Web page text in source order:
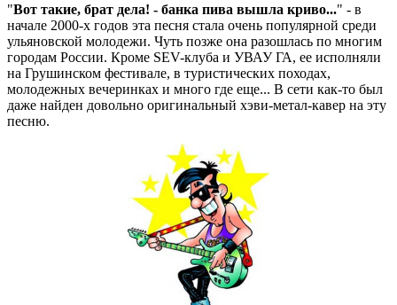
"Вот такие, брат дела! - банка пива вышла криво..." - в
начале 2000-х годов эта песня стала очень популярной среди
ульяновской молодежи. Чуть позже она разошлась по многим
городам России. Кроме SEV-клуба и УВАУ ГА, ее исполняли
на Грушинском фестивале, в туристических походах,
молодежных вечеринках и много где еще... В сети как-то был
даже найден довольно оригинальный хэви-метал-кавер на эту
песню.